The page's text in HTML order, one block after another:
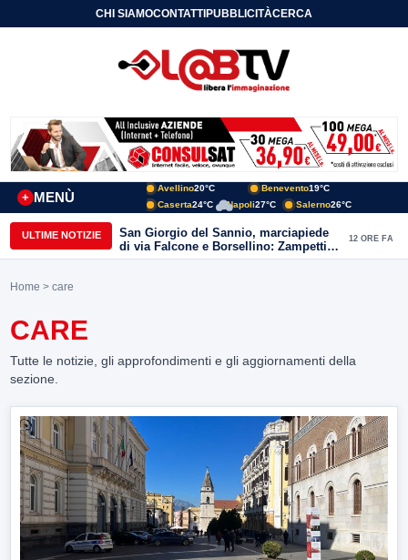
CHI SIAMOCONTATTIPUBBLICITÀCERCA
MENÙ
+
Avellino20°C Benevento19°C
Caserta24°C Napoli27°C Salerno26°C
ULTIME NOTIZIE
San Giorgio del Sannio, marciapiede
di via Falcone e Borsellino: Zampetti e
Lombardi replicano alle polemiche
12 ORE FA
Home > care
CARE
Tutte le notizie, gli approfondimenti e gli aggiornamenti della
sezione.